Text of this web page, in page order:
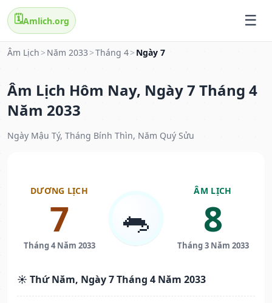
🗓️Amlich.org
Âm Lịch > Năm 2033 >Tháng 4> Ngày 7
Âm Lịch Hôm Nay, Ngày 7 Tháng 4
Năm 2033
Ngày Mậu Tý, Tháng Bính Thìn, Năm Quý Sửu
DƯƠNG LỊCH
7
Tháng 4 Năm 2033
🐀
ÂM LỊCH
8
Tháng 3 Năm 2033
☀️ Thứ Năm, Ngày 7 Tháng 4 Năm 2033